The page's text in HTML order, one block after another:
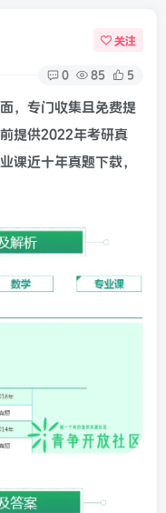
关注
0 85 5
，专门收集且免费提
提供2022年考研真
课近十年真题下载，